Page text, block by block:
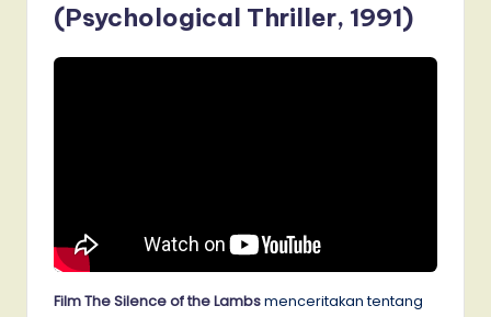
(Psychological Thriller, 1991)
Film The Silence of the Lambsmenceritakan tentang